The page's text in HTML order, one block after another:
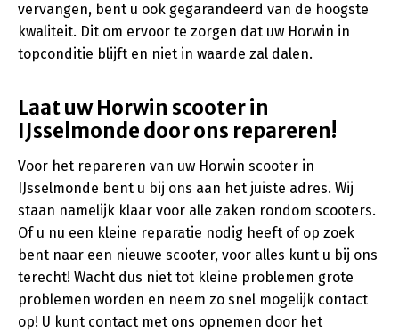
vervangen, bent u ook gegarandeerd van de hoogste
kwaliteit. Dit om ervoor te zorgen dat uw Horwin in
topconditie blijft en niet in waarde zal dalen.
Laat uw Horwin scooter in
IJsselmonde door ons repareren!
Voor het repareren van uw Horwin scooter in
IJsselmonde bent u bij ons aan het juiste adres. Wij
staan namelijk klaar voor alle zaken rondom scooters.
Of u nu een kleine reparatie nodig heeft of op zoek
bent naar een nieuwe scooter, voor alles kunt u bij ons
terecht! Wacht dus niet tot kleine problemen grote
problemen worden en neem zo snel mogelijk contact
op! U kunt contact met ons opnemen door het